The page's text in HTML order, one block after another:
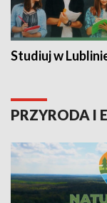
Studiuj w
PRZYRODA I